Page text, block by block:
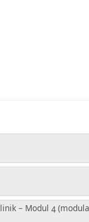
– Modul 4